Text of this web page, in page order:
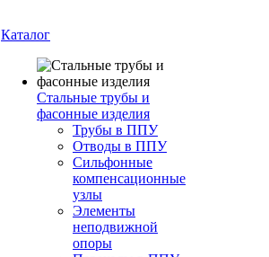
Каталог
Стальные трубы и
фасонные изделия
Трубы в ППУ
Отводы в ППУ
Сильфонные
компенсационные
узлы
Элементы
неподвижной
опоры